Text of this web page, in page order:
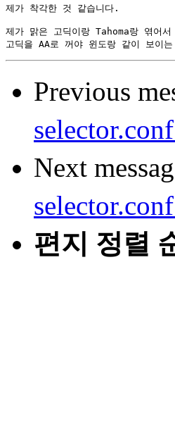
제가 착각한 것 같습니다.
제가 맑은 고딕이랑 Tahoma랑 엮어
Previous
Next
편지 정렬